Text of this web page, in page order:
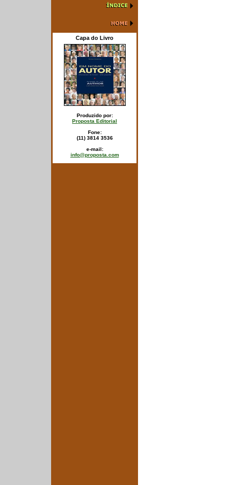
Capa do Livro
Produzido por:
Proposta Editorial
Fone:
(11) 3814 3536
e-mail:
info@proposta.com